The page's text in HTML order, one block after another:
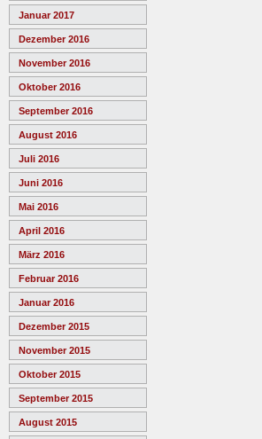
Januar 2017
Dezember 2016
November 2016
Oktober 2016
September 2016
August 2016
Juli 2016
Juni 2016
Mai 2016
April 2016
März 2016
Februar 2016
Januar 2016
Dezember 2015
November 2015
Oktober 2015
September 2015
August 2015